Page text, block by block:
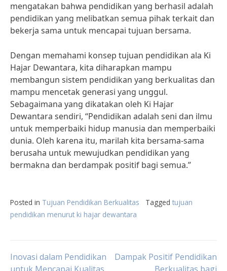
mengatakan bahwa pendidikan yang berhasil adalah
pendidikan yang melibatkan semua pihak terkait dan
bekerja sama untuk mencapai tujuan bersama.
Dengan memahami konsep tujuan pendidikan ala Ki
Hajar Dewantara, kita diharapkan mampu
membangun sistem pendidikan yang berkualitas dan
mampu mencetak generasi yang unggul.
Sebagaimana yang dikatakan oleh Ki Hajar
Dewantara sendiri, “Pendidikan adalah seni dan ilmu
untuk memperbaiki hidup manusia dan memperbaiki
dunia. Oleh karena itu, marilah kita bersama-sama
berusaha untuk mewujudkan pendidikan yang
bermakna dan berdampak positif bagi semua.”
Posted in Tujuan Pendidikan Berkualitas Tagged tujuan
pendidikan menurut ki hajar dewantara
Post
Inovasi dalam Pendidikan
Dampak Positif Pendidikan